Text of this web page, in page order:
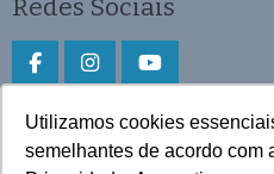
Utilizamos cookies
semelhantes de acordo com
Redes Sociais
Faça download do